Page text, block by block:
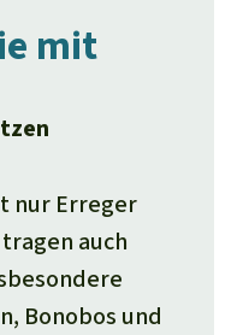
mit
nur Erreger
auch
Bonobos und